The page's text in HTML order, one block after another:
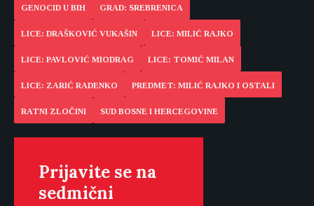
GENOCID U BIH GRAD: SREBRENICA
LICE: DRAŠKOVIĆ VUKAŠIN LICE: MILIĆ RAJKO
LICE: PAVLOVIĆ MIODRAG LICE: TOMIĆ MILAN
LICE: ZARIĆ RADENKO PREDMET: MILIĆ RAJKO I OSTALI
RATNI ZLOČINI SUD BOSNE I HERCEGOVINE
Prijavite se na
sedmični